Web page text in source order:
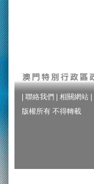
聯絡我們 相關網站
版權所有 不得轉載